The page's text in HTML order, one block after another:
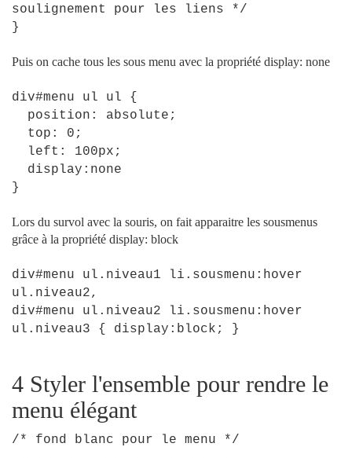
soulignement pour les liens */
}
Puis on cache tous les sous menu avec la propriété display: none
div#menu ul ul
{
position : absolute ;
top : 0 ;
left : 100px ;
display : none
}
Lors du survol avec la souris, on fait apparaitre les sousmenus
grâce à la propriété display: block
div#menu ul . niveau1 li . sousmenu : hover
ul . niveau2,
div#menu ul . niveau2 li . sousmenu : hover
ul . niveau3 { display : block ; }
4 Styler l'ensemble pour rendre le
menu élégant
/* fond blanc pour le menu */